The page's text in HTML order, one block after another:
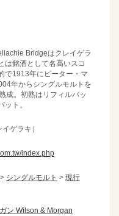
Bridgeはクレイゲラ
は銘酒として名高いスコ
で1913年にピーター・マ
年からシングルモルトを
成。初熟はリフィルバッ
ト。
ゲラキ）
index.php
> シングルモルト > 現行
ン Wilson & Morgan